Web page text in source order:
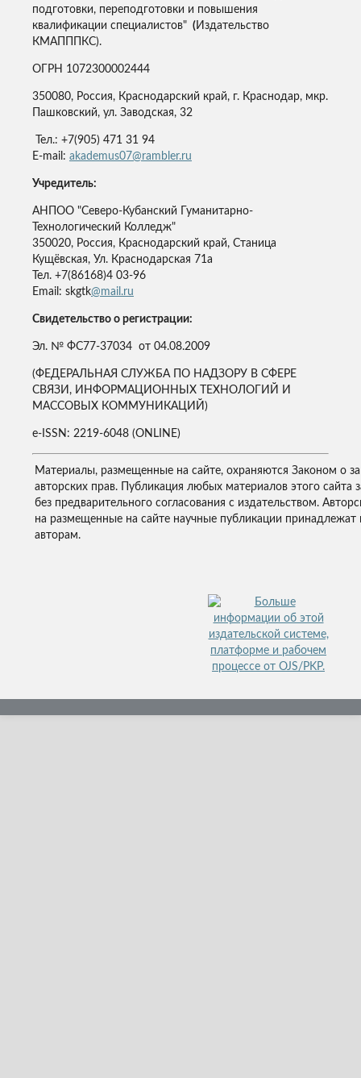
подготовки, переподготовки и повышения
квалификации специалистов" (Издательство
КМАПППКС).
ОГРН 1072300002444
350080, Россия, Краснодарский край, г. Краснодар, мкр.
Пашковский, ул. Заводская, 32
Тел.: +7(905) 471 31 94
E-mail: akademus07@rambler.ru
Учредитель:
АНПОО "Северо-Кубанский Гуманитарно-
Технологический Колледж"
350020, Россия, Краснодарский край, Станица
Кущёвская, Ул. Краснодарская 71а
Тел. +7(86168)4 03-96
Email: skgtk@mail.ru
Свидетельство о регистрации:
Эл. № ФС77-37034 от 04.08.2009
(ФЕДЕРАЛЬНАЯ СЛУЖБА ПО НАДЗОРУ В СФЕРЕ
СВЯЗИ, ИНФОРМАЦИОННЫХ ТЕХНОЛОГИЙ И
МАССОВЫХ КОММУНИКАЦИЙ)
e-ISSN: 2219-6048 (ONLINE)
Материалы, размещенные на сайте, охраняются Законом о
авторских прав. Публикация любых материалов этого сайта
без предварительного согласования с издательством.
на размещенные на сайте научные публикации принадлежат
авторам.